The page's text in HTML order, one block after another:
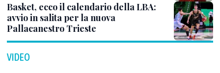
Basket, ecco il calendario della LBA:
avvio in salita per la nuova
Pallacanestro Trieste
VIDEO